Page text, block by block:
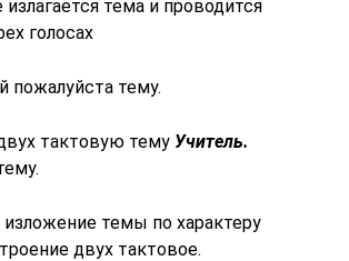
тема и проводится
голосах
пожалуйста тему.
тактовую тему Учитель.
темы по характеру
двух тактовое.